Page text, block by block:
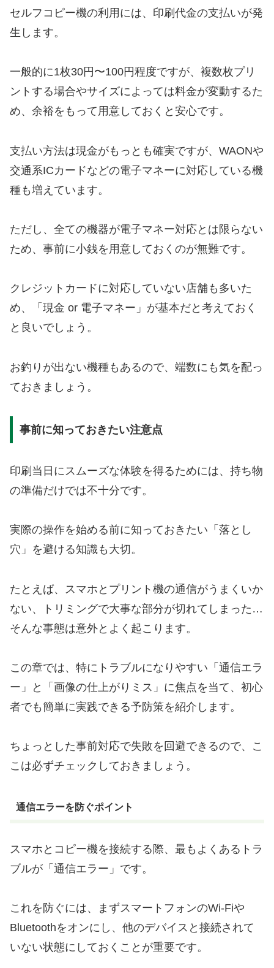
セルフコピー機の利用には、印刷代金の支払いが発
生します。
一般的に1枚30円〜100円程度ですが、複数枚プリ
ントする場合やサイズによっては料金が変動するた
め、余裕をもって用意しておくと安心です。
支払い方法は現金がもっとも確実ですが、WAONや
交通系ICカードなどの電子マネーに対応している機
種も増えています。
ただし、全ての機器が電子マネー対応とは限らない
ため、事前に小銭を用意しておくのが無難です。
クレジットカードに対応していない店舗も多いた
め、「現金 or 電子マネー」が基本だと考えておく
と良いでしょう。
お釣りが出ない機種もあるので、端数にも気を配っ
ておきましょう。
事前に知っておきたい注意点
印刷当日にスムーズな体験を得るためには、持ち物
の準備だけでは不十分です。
実際の操作を始める前に知っておきたい「落とし
穴」を避ける知識も大切。
たとえば、スマホとプリント機の通信がうまくいか
ない、トリミングで大事な部分が切れてしまった…
そんな事態は意外とよく起こります。
この章では、特にトラブルになりやすい「通信エラ
ー」と「画像の仕上がりミス」に焦点を当て、初心
者でも簡単に実践できる予防策を紹介します。
ちょっとした事前対応で失敗を回避できるので、こ
こは必ずチェックしておきましょう。
通信エラーを防ぐポイント
スマホとコピー機を接続する際、最もよくあるトラ
ブルが「通信エラー」です。
これを防ぐには、まずスマートフォンのWi-Fiや
Bluetoothをオンにし、他のデバイスと接続されて
いない状態にしておくことが重要です。